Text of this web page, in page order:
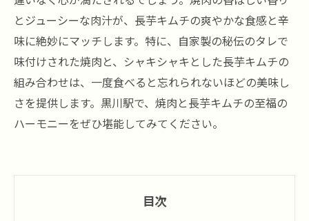
とジューシーな肉汁が、長芋キムチの爽やかな食感と辛
味に絶妙にマッチします。特に、自家製の秘伝のタレで
味付けされた焼肉と、シャキシャキとした長芋キムチの
組み合わせは、一度食べると忘れられないほどの美味し
さを提供します。黒川駅で、焼肉と長芋キムチの至福の
ハーモニーをぜひ堪能してみてください。
目次